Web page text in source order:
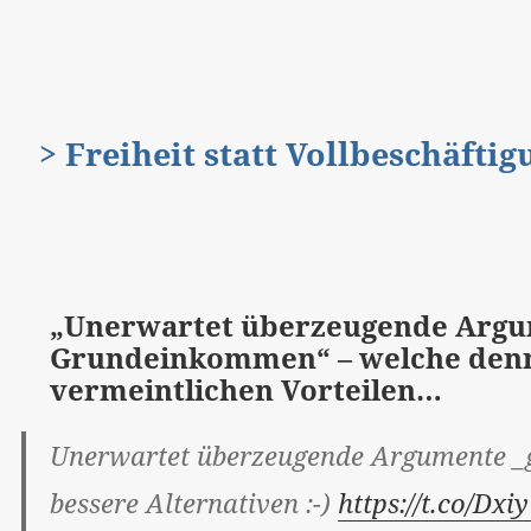
> Freiheit statt
„Unerwartet überzeugende
Grundeinkommen“ – welche
vermeintlichen Vorteilen…
Unerwartet überzeugende Argumente
bessere Alternativen :-) https://t.co/